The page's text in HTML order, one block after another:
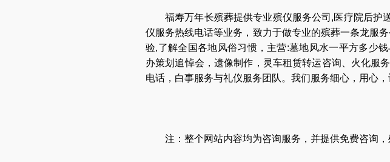
福寿万年长殡葬提供专业殡仪服务公司 ,医疗院后护
仪服务热线电话等业务，致力于做专业的殡葬一条龙服务
验,了解全国各地风俗习惯，主营:墓地风水一平方多少
办策划追悼会 ， 遗像制作 ， 灵车租赁转运咨询 火化服务
电话 ， 白事服务与礼仪服务团队 。我们服务细心，用心，
注：整个网站内容均为咨询服务，并提供免费咨询